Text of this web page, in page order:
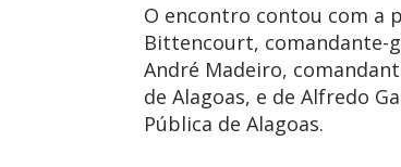
O encontro contou com a
Bittencourt, comandante-
André Madeiro,
de Alagoas, e de Alfredo
Pública de Alagoas.